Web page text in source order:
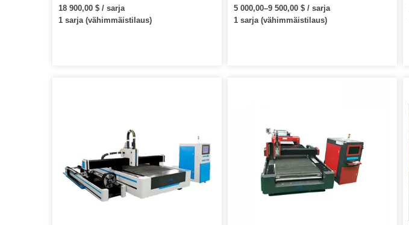
18 900,00 $ / sarja
1 sarja (vähimmäistilaus)
5 000,00–9 500,00 $ / sarja
1 sarja (vähimmäistilaus)